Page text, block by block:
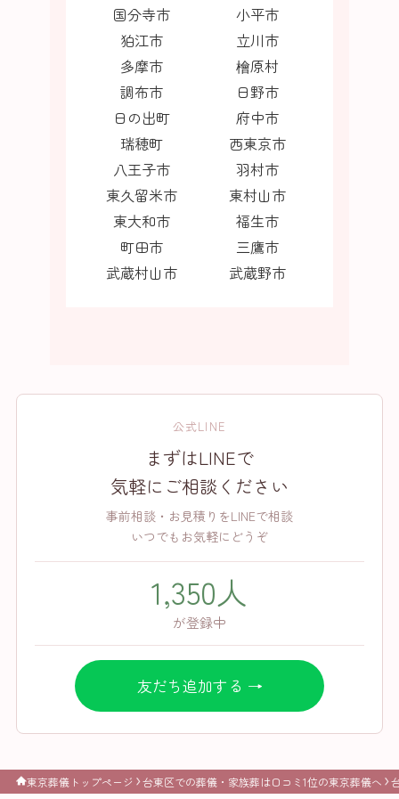
国分寺市
小平市
狛江市
立川市
多摩市
檜原村
調布市
日野市
日の出町
府中市
瑞穂町
西東京市
八王子市
羽村市
東久留米市
東村山市
東大和市
福生市
町田市
三鷹市
武蔵村山市
武蔵野市
公式LINE
まずはLINEで
気軽にご相談ください
事前相談・お見積りをLINEで相談
いつでもお気軽にどうぞ
1,350人
が登録中
友だち追加する →
東京葬儀トップページ 台東区での葬儀・家族葬は口コミ1位の東京葬儀へ